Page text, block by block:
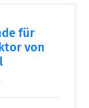
für
von